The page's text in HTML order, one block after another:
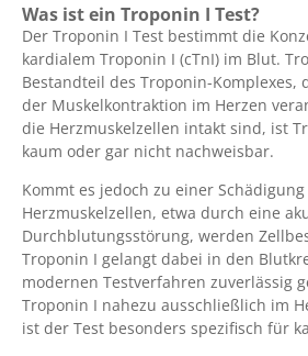
Was ist ein Troponin I Test?
Der Troponin I Test bestimmt die
kardialem Troponin I (cTnI) im Blut.
Bestandteil des Troponin-Komplexes,
der Muskelkontraktion im Herzen
die Herzmuskelzellen intakt sind, ist
kaum oder gar nicht nachweisbar.
Kommt es jedoch zu einer
Herzmuskelzellen, etwa durch eine
Durchblutungsstörung, werden
Troponin I gelangt dabei in den
modernen Testverfahren zuverlässig
Troponin I nahezu ausschließlich im
ist der Test besonders spezifisch für